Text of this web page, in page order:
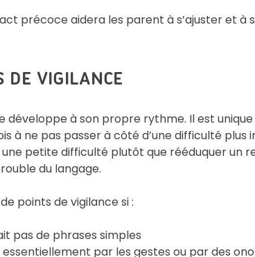
précoce aidera les parent à s’ajuster et à
DE VIGILANCE
développe à son propre rythme. Il est
à ne pas passer à côté d’une difficulté
petite difficulté plutôt que rééduquer un
du langage.
points de vigilance si :
pas de phrases simples
essentiellement par les gestes ou par des